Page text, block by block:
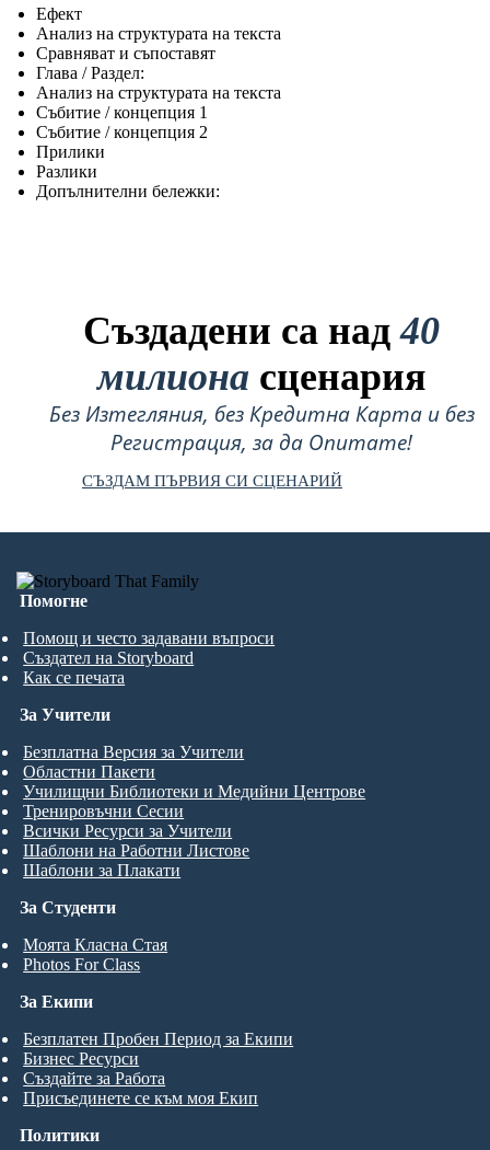
Ефект
Анализ на структурата на текста
Сравняват и съпоставят
Глава / Раздел:
Анализ на структурата на текста
Събитие / концепция 1
Събитие / концепция 2
Прилики
Разлики
Допълнителни бележки:
Създадени са над40
милиона сценария
Без Изтегляния, без Кредитна Карта и без
Регистрация, за да Опитате!
СЪЗДАМ ПЪРВИЯ СИ СЦЕНАРИЙ
Помогне
Помощ и често задавани въпроси
Създател на Storyboard
Как се печата
За Студенти
Моята Класна Стая
Photos For Class
За Учители
Безплатна Версия за Учители
Областни Пакети
Училищни Библиотеки и Медийни Центрове
Тренировъчни Сесии
Всички Ресурси за Учители
Шаблони на Работни Листове
Шаблони за Плакати
За Екипи
Безплатен Пробен Период за Екипи
Бизнес Ресурси
Създайте за Работа
Присъединете се към моя Екип
Политики